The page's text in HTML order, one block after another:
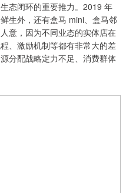
态闭环的重要推力。2019 年
生外，还有盒马 mini、盒马邻
意，因为不同业态的实体店在
、激励机制等都有非常大的差
分配战略定力不足、消费群体